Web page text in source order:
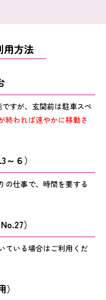
用方法
すが、玄関前は駐車スペ
終われば速やかに移動さ
６）
の仕事で、時間を要する
）
ている場合はご利用くだ